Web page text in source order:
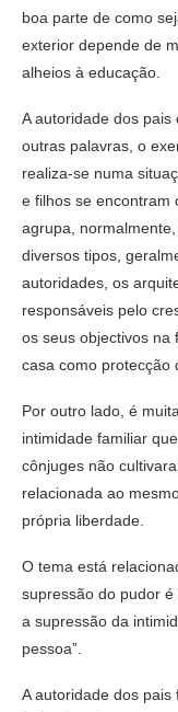
boa parte de como
exterior depende de
alheios à educação.
A autoridade dos
outras palavras, o
realiza-se numa
e filhos se encontram
agrupa,
diversos tipos,
autoridades, os
responsáveis pelo
os seus objectivos na
casa como protecção
Por outro lado, é
intimidade familiar
cônjuges não
relacionada ao
própria liberdade.
O tema está
supressão do pudor
a supressão da
pessoa”.
A autoridade dos